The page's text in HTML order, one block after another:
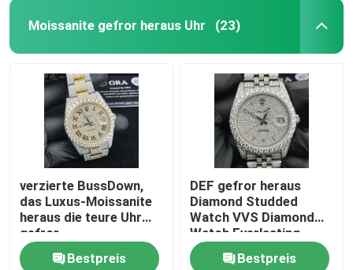
Moissanite gefror heraus Uhr (23)
verzierte BussDown,
das Luxus-Moissanite
heraus die teure Uhr
gefror
Bestpreis
DEF gefror heraus
Diamond Studded
Watch VVS Diamond
Watch Everlasting
Shine
Bestpreis